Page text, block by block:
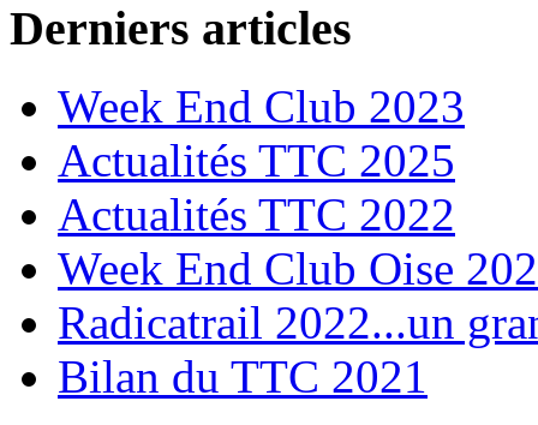
Derniers articles
Week End Club 2023
Actualités TTC 2025
Actualités TTC 2022
Week End Club Oise
Radicatrail 2022...un
Bilan du TTC 2021